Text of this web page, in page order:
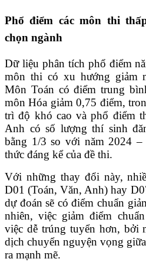
Phổ điểm các môn thi thấ
chọn ngành
Dữ liệu phân tích phổ điểm
môn thi có xu hướng giảm
Môn Toán có điểm trung
môn Hóa giảm 0,75 điểm,
trì độ khó cao và phổ điểm
Anh có số lượng thí sinh
bằng 1/3 so với năm 2024 –
thức đáng kể của đề thi.
Với những thay đổi này,
D01 (Toán, Văn, Anh) hay
dự đoán sẽ có điểm chuẩn
nhiên, việc giảm điểm
việc dễ trúng tuyển hơn, bởi
dịch chuyển nguyện vọng
ra mạnh mẽ.